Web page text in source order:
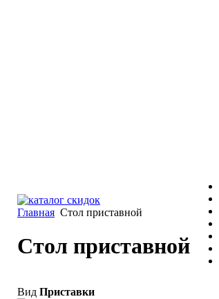
Главная Стол приставной
Стол приставной
Вид Приставки